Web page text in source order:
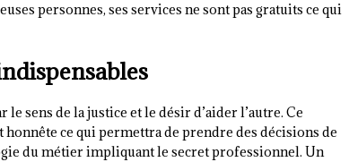
personnes, ses services ne sont pas gratuits ce qui
le sens de la justice et le désir d’aider l’autre. Ce
ce qui permettra de prendre des décisions de
du métier impliquant le secret professionnel. Un